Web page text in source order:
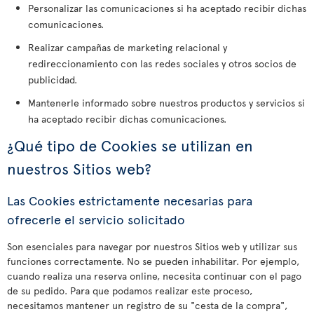
Personalizar las comunicaciones si ha aceptado recibir dichas
comunicaciones.
Realizar campañas de marketing relacional y
redireccionamiento con las redes sociales y otros socios de
publicidad.
Mantenerle informado sobre nuestros productos y servicios si
ha aceptado recibir dichas comunicaciones.
¿Qué tipo de Cookies se utilizan en
nuestros Sitios web?
Las Cookies estrictamente necesarias para
ofrecerle el servicio solicitado
Son esenciales para navegar por nuestros Sitios web y utilizar sus
funciones correctamente. No se pueden inhabilitar. Por ejemplo,
cuando realiza una reserva online, necesita continuar con el pago
de su pedido. Para que podamos realizar este proceso,
necesitamos mantener un registro de su "cesta de la compra",